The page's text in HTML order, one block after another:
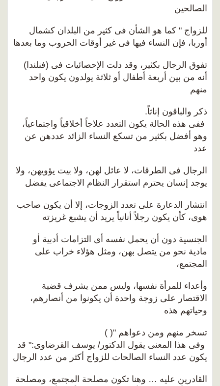
الصالحين
للزواج " كما هو الشأن فى كثير من البلدان كشمال
أوربا، فإن النساء فيها فى غير أوقات الحروب وما بعدها
تفوق الرجال بكثير، وقد دلت الإحصائيات فى (فنلندا)
أنه من بين أربعة أطفال أو ثلاثة يولدون يكون واحد
منهم
ذكر والباقون إناثاً.
ففى هذه الحالة يكون التعدد علاجاً أخلاقياً واجتماعياً،
وهو أفضل بكثير من تسكع النساء الزائد عددهن عن
عدد
الرجال فى الطرقات، لا عائل لهن، ولا بيت يؤويهن، ولا
يوجد إنسان يحترم استقرار النظام الاجتماعى يفضل
انتشار الدعارة على تعدد الزوجات، إلا أن يكون صاحب
هوى، كأن يكون رجلاً أنانياً يريد أن يشبع غريزته
الجنسية دون أن يحمل نفسه أى التزامات أدبية أو
مادية نحو من يتصل بهن، ومثل هؤلاء خراب على
المجتمع،
وأعداء للمرأة نفسها، وليس ممن يشرف قضية
الاقتصار على زوجة واحدة أن يكونوا من أنصارهم،
وحياتهم هذه
تسخر منهم ومن دعواهم "( )
وفى هذا المعنى يقول الدكتور/ يوسف القرضاوى:" قد
يكون عدد النساء الصالحات للزواج أكثر من عدد الرجال
القادرين عليه … وهنا تكون مصلحة المجتمع، ومصلحة